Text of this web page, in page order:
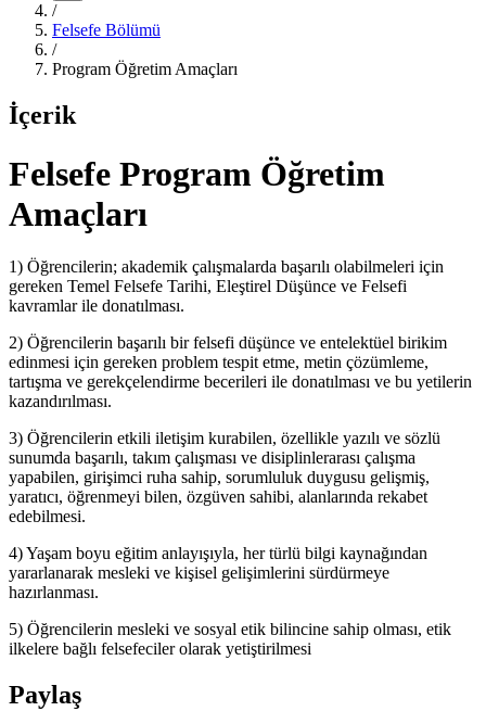
/
Felsefe Bölümü
/
Program Öğretim Amaçları
İçerik
Felsefe Program Öğretim
Amaçları
1) Öğrencilerin; akademik çalışmalarda başarılı olabilmeleri için
gereken Temel Felsefe Tarihi, Eleştirel Düşünce ve Felsefi
kavramlar ile donatılması.
2) Öğrencilerin başarılı bir felsefi düşünce ve entelektüel birikim
edinmesi için gereken problem tespit etme, metin çözümleme,
tartışma ve gerekçelendirme becerileri ile donatılması ve bu yetilerin
kazandırılması.
3) Öğrencilerin etkili iletişim kurabilen, özellikle yazılı ve sözlü
sunumda başarılı, takım çalışması ve disiplinlerarası çalışma
yapabilen, girişimci ruha sahip, sorumluluk duygusu gelişmiş,
yaratıcı, öğrenmeyi bilen, özgüven sahibi, alanlarında rekabet
edebilmesi.
4) Yaşam boyu eğitim anlayışıyla, her türlü bilgi kaynağından
yararlanarak mesleki ve kişisel gelişimlerini sürdürmeye
hazırlanması.
5) Öğrencilerin mesleki ve sosyal etik bilincine sahip olması, etik
ilkelere bağlı felsefeciler olarak yetiştirilmesi
Paylaş